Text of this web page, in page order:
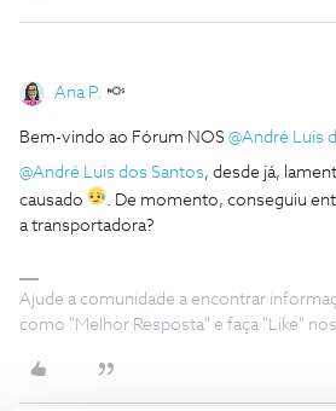
Ana P.
Bem-vindo ao Fórum NOS @André Luis
@André Luis dos Santos, desde já,
causado
. De momento, conseguiu
a transportadora?
Ajude a comunidade a encontrar
como "Melhor Resposta" e faça "Like"